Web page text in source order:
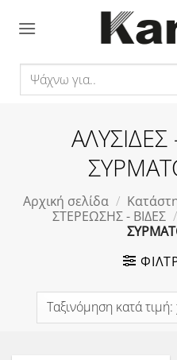
για..
ΑΛΥΣΙΔΕΣ
Αρχική σελίδα /
ΣΤΕΡΕΩΣΗΣ - ΒΙΔΕΣ /